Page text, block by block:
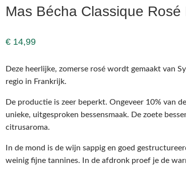
Mas Bécha Classique Rosé
€14,99
Deze heerlijke, zomerse rosé wordt gemaakt van
regio in Frankrijk.
De productie is zeer beperkt. Ongeveer 10% van
unieke, uitgesproken bessensmaak. De zoete
citrusaroma.
In de mond is de wijn sappig en goed
weinig fijne tannines. In de afdronk proef je de